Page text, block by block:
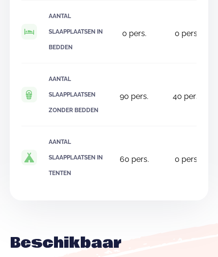
AANTAL
SLAAPPLAATSEN IN
BEDDEN
0 pers. 0 pers.
AANTAL
SLAAPPLAATSEN
ZONDER BEDDEN
90 pers. 40 pers.
AANTAL
SLAAPPLAATSEN IN
TENTEN
60 pers. 0 pers.
Beschikbaar